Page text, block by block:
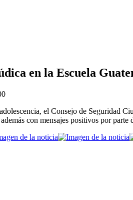
en la Escuela
el Consejo de Seguridad
con mensajes positivos por parte